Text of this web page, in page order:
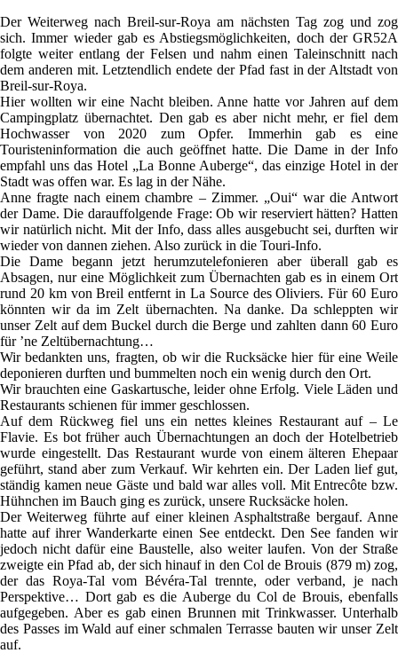
Der Weiterweg nach Breil-sur-Roya am nächsten Tag zog und zog
sich. Immer wieder gab es Abstiegsmöglichkeiten, doch der GR52A
folgte weiter entlang der Felsen und nahm einen Taleinschnitt nach
dem anderen mit. Letztendlich endete der Pfad fast in der Altstadt von
Breil-sur-Roya.
Hier wollten wir eine Nacht bleiben. Anne hatte vor Jahren auf dem
Campingplatz übernachtet. Den gab es aber nicht mehr, er fiel dem
Hochwasser von 2020 zum Opfer. Immerhin gab es eine
Touristeninformation die auch geöffnet hatte. Die Dame in der Info
empfahl uns das Hotel „La Bonne Auberge“, das einzige Hotel in der
Stadt was offen war. Es lag in der Nähe.
Anne fragte nach einem chambre – Zimmer. „Oui“ war die Antwort
der Dame. Die darauffolgende Frage: Ob wir reserviert hätten? Hatten
wir natürlich nicht. Mit der Info, dass alles ausgebucht sei, durften wir
wieder von dannen ziehen. Also zurück in die Touri-Info.
Die Dame begann jetzt herumzutelefonieren aber überall gab es
Absagen, nur eine Möglichkeit zum Übernachten gab es in einem Ort
rund 20 km von Breil entfernt in La Source des Oliviers. Für 60 Euro
könnten wir da im Zelt übernachten. Na danke. Da schleppten wir
unser Zelt auf dem Buckel durch die Berge und zahlten dann 60 Euro
für ’ne Zeltübernachtung…
Wir bedankten uns, fragten, ob wir die Rucksäcke hier für eine Weile
deponieren durften und bummelten noch ein wenig durch den Ort.
Wir brauchten eine Gaskartusche, leider ohne Erfolg. Viele Läden und
Restaurants schienen für immer geschlossen.
Auf dem Rückweg fiel uns ein nettes kleines Restaurant auf – Le
Flavie. Es bot früher auch Übernachtungen an doch der Hotelbetrieb
wurde eingestellt. Das Restaurant wurde von einem älteren Ehepaar
geführt, stand aber zum Verkauf. Wir kehrten ein. Der Laden lief gut,
ständig kamen neue Gäste und bald war alles voll. Mit Entrecôte bzw.
Hühnchen im Bauch ging es zurück, unsere Rucksäcke holen.
Der Weiterweg führte auf einer kleinen Asphaltstraße bergauf. Anne
hatte auf ihrer Wanderkarte einen See entdeckt. Den See fanden wir
jedoch nicht dafür eine Baustelle, also weiter laufen. Von der Straße
zweigte ein Pfad ab, der sich hinauf in den Col de Brouis (879 m) zog,
der das Roya-Tal vom Bévéra-Tal trennte, oder verband, je nach
Perspektive… Dort gab es die Auberge du Col de Brouis, ebenfalls
aufgegeben. Aber es gab einen Brunnen mit Trinkwasser. Unterhalb
des Passes im Wald auf einer schmalen Terrasse bauten wir unser Zelt
auf.